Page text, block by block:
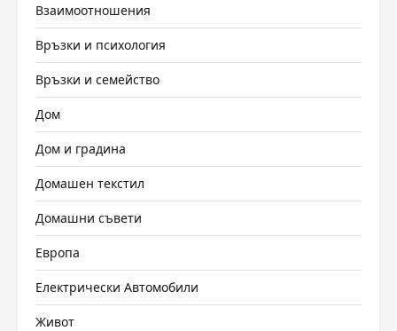
Взаимоотношения
Връзки и психология
Връзки и семейство
Дом
Дом и градина
Домашен текстил
Домашни съвети
Европа
Електрически Автомобили
Живот